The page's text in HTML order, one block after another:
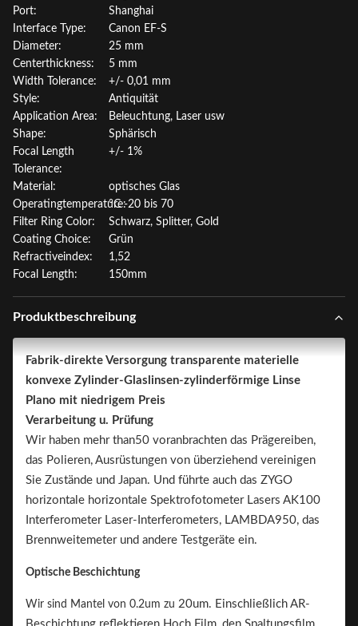
Port:
Shanghai
Interface Type:
Canon EF-S
Diameter:
25 mm
Centerthickness:
5 mm
Width Tolerance:
+/- 0,01 mm
Style:
Antiquität
Application Area:
Beleuchtung, Laser usw
Shape:
Sphärisch
Focal Length
Tolerance:
+/- 1%
Material:
optisches Glas
Operatingtemperature:°C -20 bis 70
Filter Ring Color:
Schwarz, Splitter, Gold
Coating Choice:
Grün
Refractiveindex:
1,52
Focal Length:
150mm
Produktbeschreibung
Fabrik-direkte Versorgung transparente materielle
konvexe Zylinder-Glaslinsen-zylinderförmige Linse
Plano mit niedrigem Preis
Verarbeitung u. Prüfung
Wir haben mehr than50 voranbrachten das Prägereiben,
das Polieren, Ausrüstungen von überziehend vereinigen
Sie Zustände und Japan. Und führte auch das ZYGO
horizontale horizontale Spektrofotometer Lasers AK100
Interferometer Laser-Interferometers, LAMBDA950, das
Brennweitemeter und andere Testgeräte ein.
Optische Beschichtung
Wir sind Mantel von 0.2um zu 20um. Einschließlich AR-